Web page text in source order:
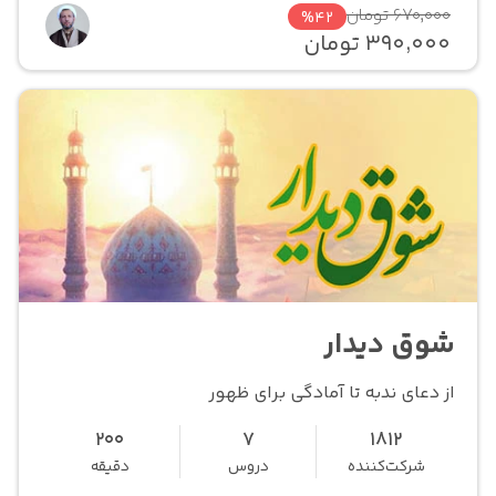
670,000 تومان %42
390,000 تومان
شوق دیدار
از دعای ندبه تا آمادگی برای ظهور
1812
شرکت‌کننده
7
دروس
200
دقیقه